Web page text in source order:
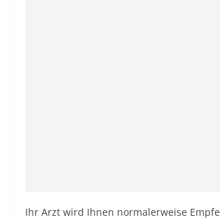
Ihr Arzt wird Ihnen normalerweise